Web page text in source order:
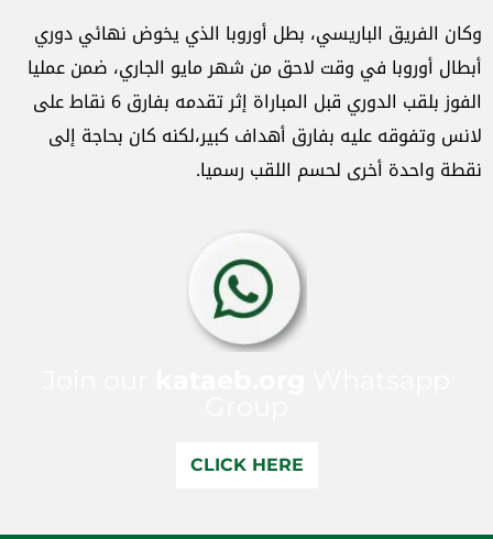
وكان الفريق الباريسي، بطل أوروبا الذي يخوض نهائي دوري
أبطال ⁠أوروبا في وقت لاحق من شهر مايو الجاري، ضمن عمليا
الفوز بلقب الدوري قبل المباراة إثر تقدمه بفارق 6 نقاط على
لانس وتفوقه عليه بفارق أهداف كبير،لكنه كان ‌بحاجة إلى
نقطة واحدة أخرى لحسم اللقب رسميا.
CLICK HERE